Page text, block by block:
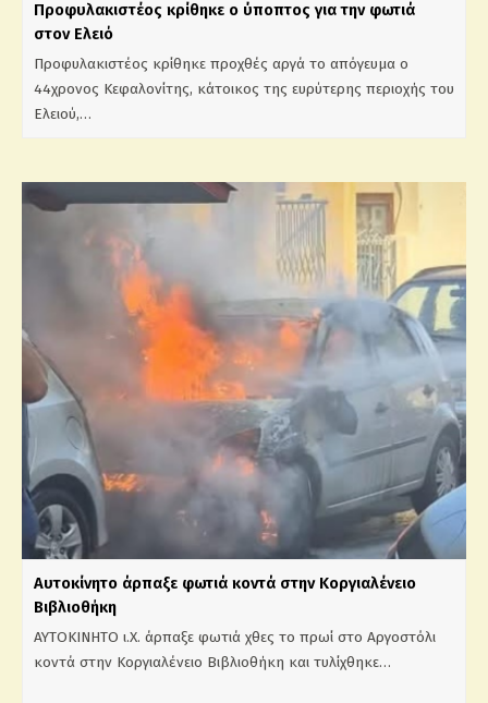
Προφυλακιστέος κρίθηκε ο ύποπτος για την φωτιά
στον Ελειό
Προφυλακιστέος κρίθηκε προχθές αργά το απόγευμα ο
44χρονος Κεφαλονίτης, κάτοικος της ευρύτερης περιοχής του
Ελειού,…
Αυτοκίνητο άρπαξε φωτιά κοντά στην Κοργιαλένειο
Βιβλιοθήκη
ΑΥΤΟΚΙΝΗΤΟ ι.Χ. άρπαξε φωτιά χθες το πρωί στο Αργοστόλι
κοντά στην Κοργιαλένειο Βιβλιοθήκη και τυλίχθηκε…